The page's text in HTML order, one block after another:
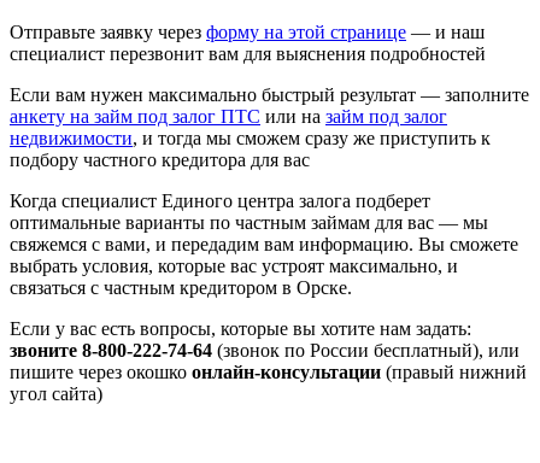
Отправьте заявку через форму на этой странице — и наш
специалист перезвонит вам для выяснения подробностей
Если вам нужен максимально быстрый результат — заполните
анкету на займ под залог ПТС или на займ под залог
недвижимости, и тогда мы сможем сразу же приступить к
подбору частного кредитора для вас
Когда специалист Единого центра залога подберет
оптимальные варианты по частным займам для вас — мы
свяжемся с вами, и передадим вам информацию. Вы сможете
выбрать условия, которые вас устроят максимально, и
связаться с частным кредитором в Орске.
Если у вас есть вопросы, которые вы хотите нам задать:
звоните 8-800-222-74-64 (звонок по России бесплатный), или
пишите через окошко онлайн-консультации (правый нижний
угол сайта)